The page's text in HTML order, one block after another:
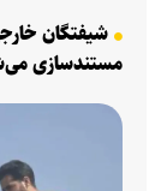
شیفتگان
مستندسازی